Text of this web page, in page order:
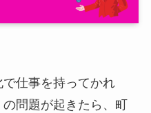
で仕事を持ってかれ
問題が起きたら、町